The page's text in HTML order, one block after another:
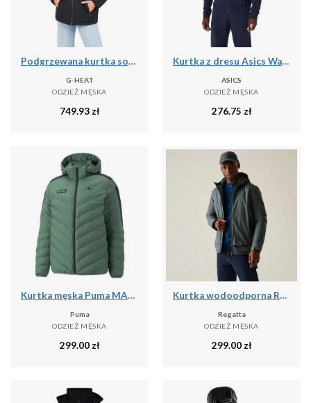
Podgrzewana kurtka softshell
G-HEAT
ODZIEŻ MĘSKA
749.93 zł
Kurtka z dresu Asics Warm-Up
ASICS
ODZIEŻ MĘSKA
276.75 zł
Kurtka męska Puma MAPF1 MT7 ECOLITE DOWN
Puma
ODZIEŻ MĘSKA
299.00 zł
Kurtka wodoodporna Regatta Winsar
Regatta
ODZIEŻ MĘSKA
299.00 zł